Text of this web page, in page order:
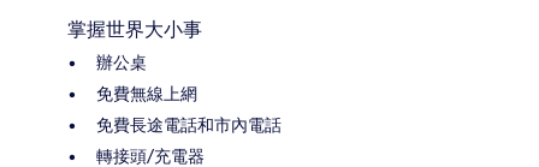
掌握世界大小事
辦公桌
免費無線上網
免費長途電話和市內電話
轉接頭/充電器